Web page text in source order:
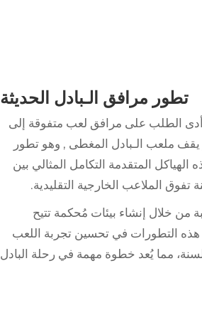
تطور مرافق الـبادل الحديثة
أدى الطلب على مرافق لعب متفوقة إلى
يقف ملعب الـبادل المغطى , وهو تطور
المتقدمة التكامل المثالي بين
تفوق الملاعب الخارجية التقليدية.
من خلال إنشاء بيئات مُحكمة تتيح
التطورات في تحسين تجربة اللعب
مما يُعد خطوة مهمة في رحلة البادل